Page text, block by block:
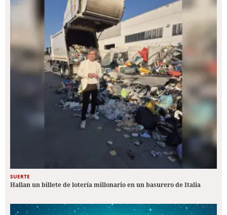
SUERTE
Hallan un billete de lotería millonario en un basurero de Italia